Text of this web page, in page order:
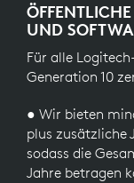
UND
Für alle
Generation 10
● Wir bieten
plus zusätzliche
sodass die
Jahre betragen